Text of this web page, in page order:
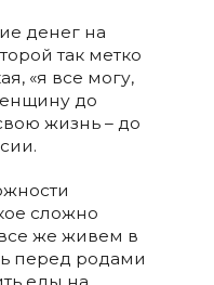
денег на
так метко
«я все могу,
до
жизнь – до
сложно
же живем в
перед родами